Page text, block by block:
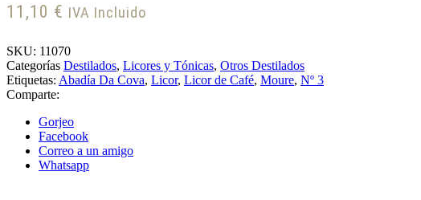
11,10 € IVA Incluido
SKU: 11070
Categorías Destilados, Licores y Tónicas, Otros Destilados
Etiquetas: Abadía Da Cova, Licor, Licor de Café, Moure, Nº 3
Comparte:
Gorjeo
Facebook
Correo a un amigo
Whatsapp